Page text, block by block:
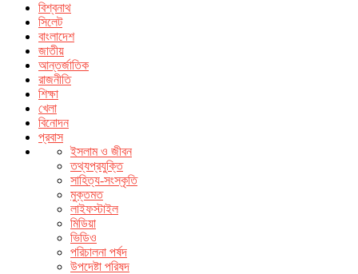
বিশ্বনাথ
সিলেট
বাংলাদেশ
জাতীয়
আন্তর্জাতিক
রাজনীতি
শিক্ষা
খেলা
বিনোদন
প্রবাস
ইসলাম ও জীবন
তথ্যপ্রযুক্তি
সাহিত্য-সংস্কৃতি
মুক্তমত
লাইফস্টাইল
মিডিয়া
ভিডিও
পরিচালনা পর্ষদ
উপদেষ্টা পরিষদ